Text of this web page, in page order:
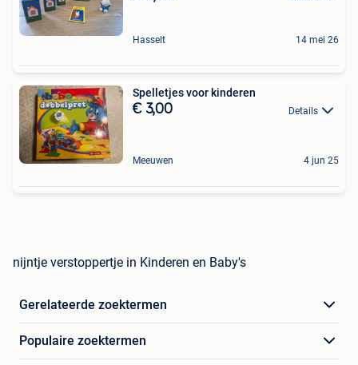
Hasselt 14 mei 26
Spelletjes voor kinderen
€ 3,00 Details
Meeuwen 4 jun 25
nijntje verstoppertje in Kinderen en Baby's
Gerelateerde zoektermen
Populaire zoektermen